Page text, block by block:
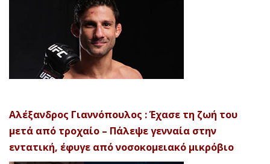
Αλέξανδρος Γιαννόπουλος : Έχασε τη ζωή του
μετά από τροχαίο – Πάλεψε γενναία στην
εντατική, έφυγε από νοσοκομειακό μικρόβιο